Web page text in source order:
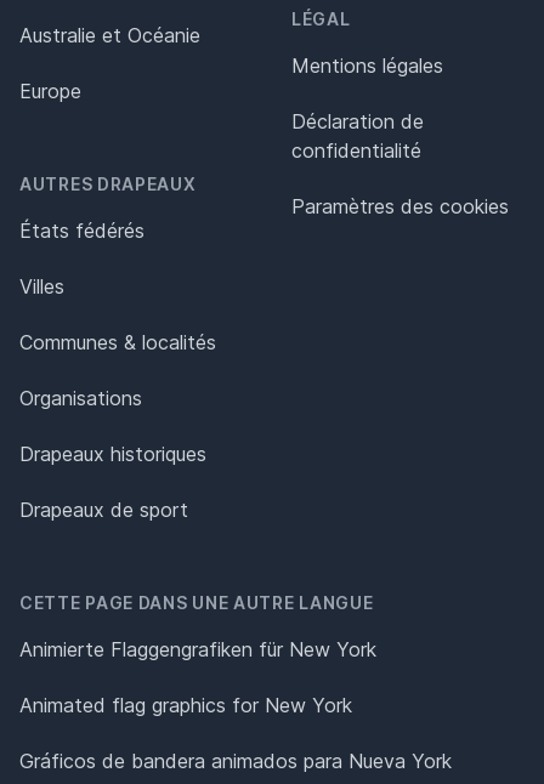
Australie et Océanie
Europe
AUTRES DRAPEAUX
États fédérés
Villes
Communes & localités
Organisations
Drapeaux historiques
Drapeaux de sport
LÉGAL
Mentions légales
Déclaration de
confidentialité
Paramètres des cookies
CETTE PAGE DANS UNE AUTRE LANGUE
Animierte Flaggengrafiken für New York
Animated flag graphics for New York
Gráficos de bandera animados para Nueva York